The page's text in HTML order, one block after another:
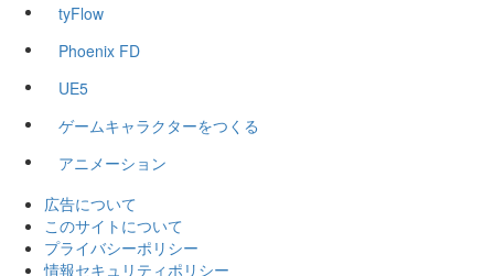
tyFlow
Phoenix FD
UE5
ゲームキャラクターをつくる
アニメーション
広告について
このサイトについて
プライバシーポリシー
情報セキュリティポリシー